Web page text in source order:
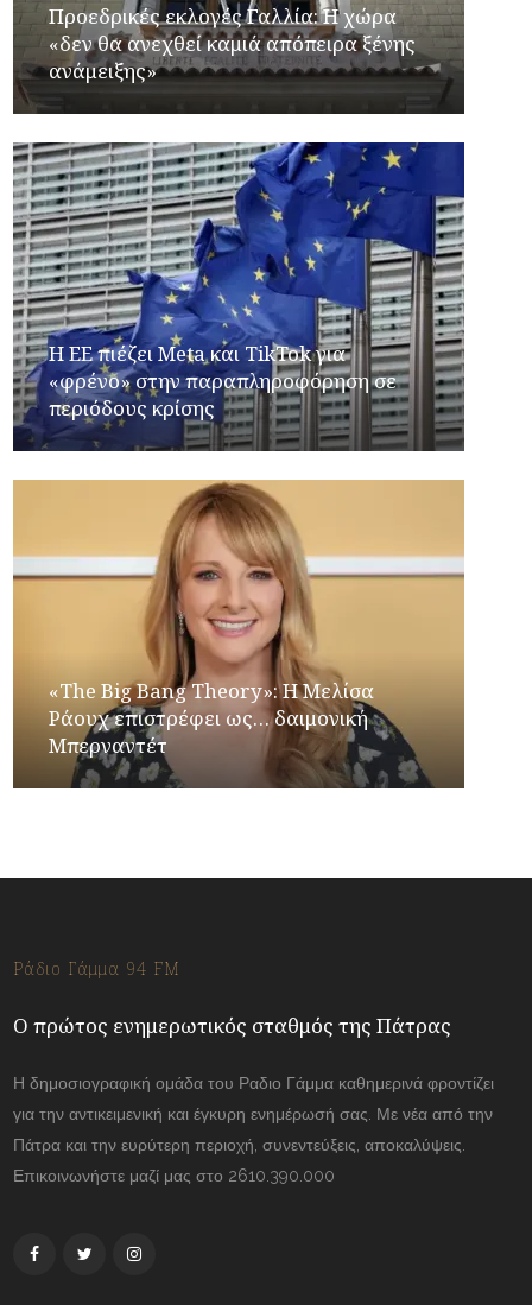
Προεδρικές εκλογές Γαλλία: Η χώρα
«δεν θα ανεχθεί καμιά απόπειρα ξένης
ανάμειξης»
Η ΕΕ πιέζει Meta και TikTok για
«φρένο» στην παραπληροφόρηση σε
περιόδους κρίσης
«The Big Bang Theory»: Η Μελίσα
Ράουχ επιστρέφει ως… δαιμονική
Μπερναντέτ
Ράδιο Γάμμα 94 FM
Ο πρώτος ενημερωτικός σταθμός της Πάτρας
Η δημοσιογραφική ομάδα του Ραδιο Γάμμα καθημερινά φροντίζει
για την αντικειμενική και έγκυρη ενημέρωσή σας. Με νέα από την
Πάτρα και την ευρύτερη περιοχή, συνεντεύξεις, αποκαλύψεις.
Επικοινωνήστε μαζί μας στο 2610.390.000